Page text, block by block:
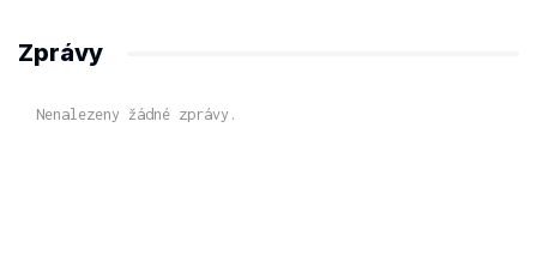
Zprávy
Nenalezeny žádné zprávy.